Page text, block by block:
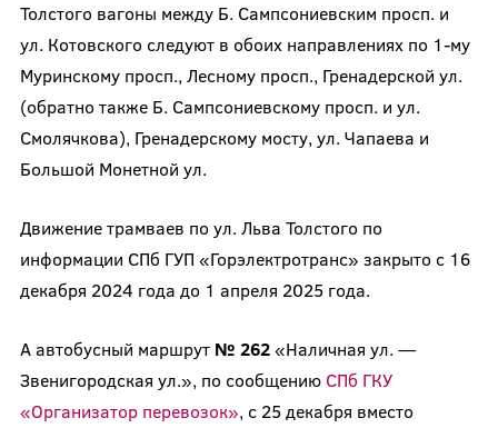
Толстого вагоны между Б. Сампсониевским просп. и
ул. Котовского следуют в обоих направлениях по 1-му
Муринскому просп., Лесному просп., Гренадерской ул.
(обратно также Б. Сампсониевскому просп. и ул.
Смолячкова), Гренадерскому мосту, ул. Чапаева и
Большой Монетной ул.
Движение трамваев по ул. Льва Толстого по
информации СПб ГУП «Горэлектротранс» закрыто с 16
декабря 2024 года до 1 апреля 2025 года.
А автобусный маршрут № 262«Наличная ул. —
Звенигородская ул.», по сообщению СПб ГКУ
«Организатор перевозок», с 25 декабря вместо